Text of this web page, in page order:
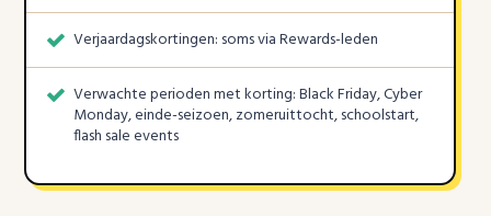
Verjaardagskortingen: soms via Rewards-leden
Verwachte perioden met korting: Black Friday, Cyber
Monday, einde-seizoen, zomeruittocht, schoolstart,
flash sale events